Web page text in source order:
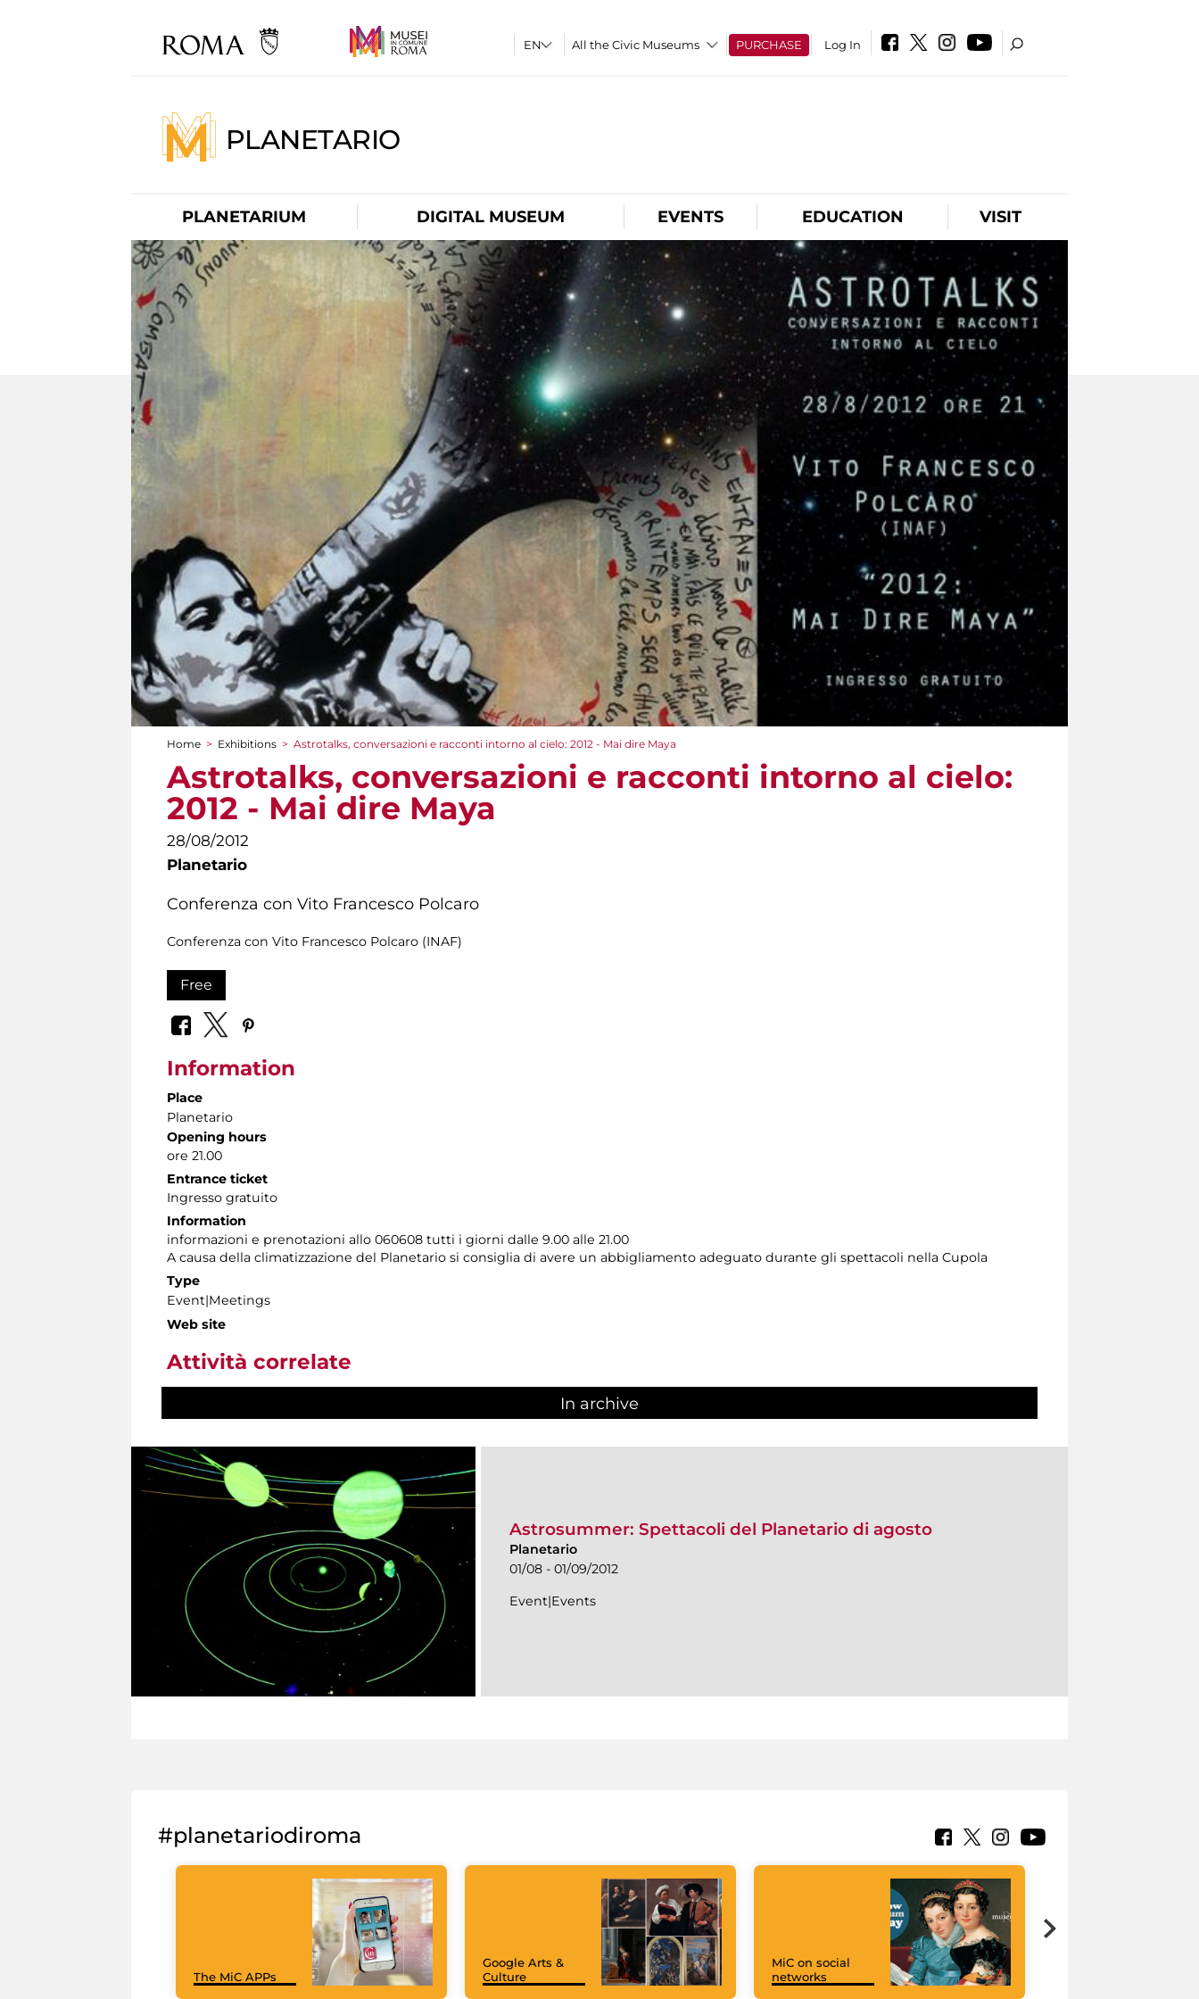
All the Civic Museums PURCHASE Log In
PLANETARIO
PLANETARIUM DIGITAL MUSEUM EVENTS EDUCATION VISIT
You are here
Home > Exhibitions > Astrotalks, conversazioni e racconti intorno al cielo: 2012 - Mai dire Maya
Astrotalks, conversazioni e racconti intorno al cielo:
2012 - Mai dire Maya
28/08/2012
Planetario
Conferenza con Vito Francesco Polcaro
Conferenza con Vito Francesco Polcaro (INAF)
Free
Information
Place
Planetario
Opening hours
ore 21.00
Entrance ticket
Ingresso gratuito
Information
informazioni e prenotazioni allo 060608 tutti i giorni dalle 9.00 alle 21.00
A causa della climatizzazione del Planetario si consiglia di avere un abbigliamento adeguato durante gli spettacoli nella Cupola
Type
Event|Meetings
Web site
Attività correlate
In archive
Astrosummer: Spettacoli del Planetario di agosto
Planetario
01/08 - 01/09/2012
Event|Events
#planetariodiroma
The MiC APPs
Google Arts &
Culture
MiC on social
networks